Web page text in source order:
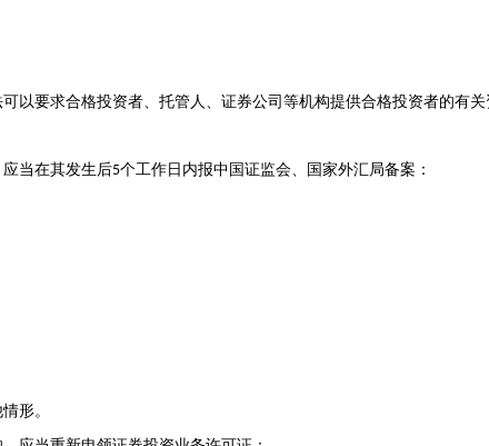
求合格投资者、托管人、证券公司等机构提供合格投资者的有关
当在其发生后5个工作日内报中国证监会、国家外汇局备案：
形。